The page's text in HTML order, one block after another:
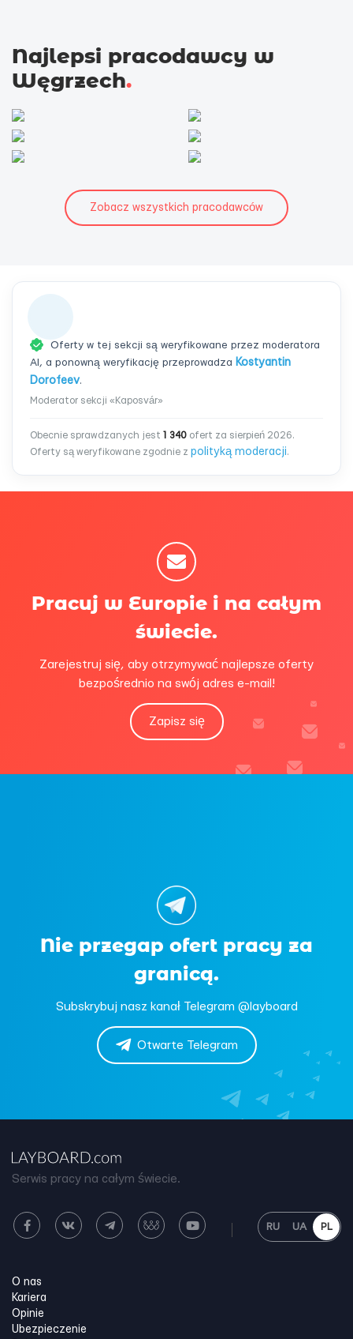
Najlepsi pracodawcy w
Węgrzech.
Zobacz wszystkich pracodawców
Oferty w tej sekcji są weryfikowane przez moderatora
AI, a ponowną weryfikację przeprowadza Kostyantin
Dorofeev.
Moderator sekcji «Kaposvár»
Obecnie sprawdzanych jest 1 340 ofert za sierpień 2026.
Oferty są weryfikowane zgodnie z polityką moderacji.
Pracuj w Europie i na całym
świecie.
Zarejestruj się, aby otrzymywać najlepsze oferty
bezpośrednio na swój adres e-mail!
Zapisz się
Nie przegap ofert pracy za
granicą.
Subskrybuj nasz kanał Telegram @layboard
Otwarte Telegram
Serwis pracy na całym świecie.
RU UA PL
O nas
Kariera
Opinie
Ubezpieczenie